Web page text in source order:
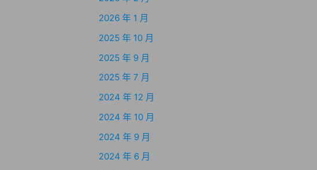
2026 年 1 月
2025 年 10 月
2025 年 9 月
2025 年 7 月
2024 年 12 月
2024 年 10 月
2024 年 9 月
2024 年 6 月